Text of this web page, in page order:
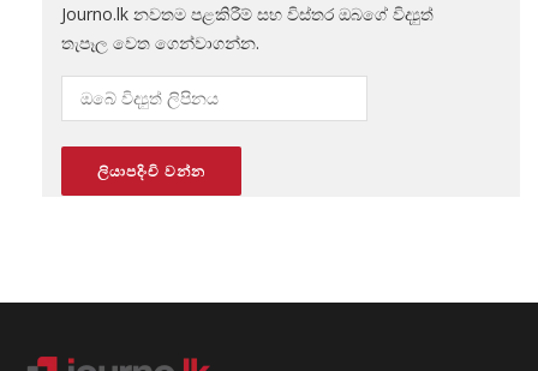
Journo.lk නවතම පළකිරීම් සහ විස්තර ඔබගේ විද්‍යුත්
තැපෑල වෙත ගෙන්වාගන්න.